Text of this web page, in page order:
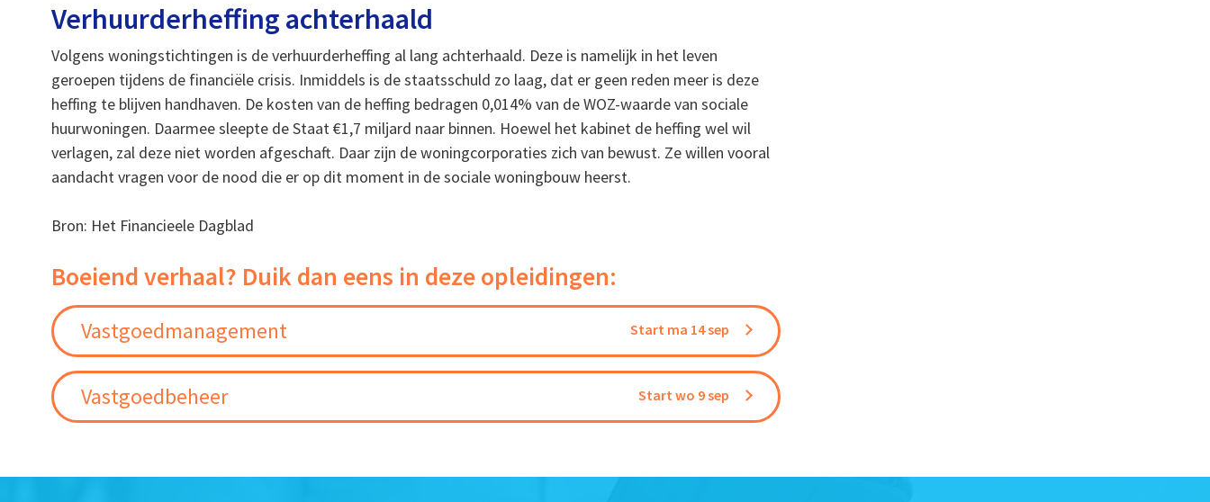
Verhuurderheffing achterhaald
Volgens woningstichtingen is de verhuurderheffing al lang achterhaald. Deze is namelijk in het leven
geroepen tijdens de financiële crisis. Inmiddels is de staatsschuld zo laag, dat er geen reden meer is deze
heffing te blijven handhaven. De kosten van de heffing bedragen 0,014% van de WOZ-waarde van sociale
huurwoningen. Daarmee sleepte de Staat €1,7 miljard naar binnen. Hoewel het kabinet de heffing wel wil
verlagen, zal deze niet worden afgeschaft. Daar zijn de woningcorporaties zich van bewust. Ze willen vooral
aandacht vragen voor de nood die er op dit moment in de sociale woningbouw heerst.
Bron: Het Financieele Dagblad
Boeiend verhaal? Duik dan eens in deze opleidingen:
Vastgoedmanagement Start ma 14 sep
Vastgoedbeheer Start wo 9 sep